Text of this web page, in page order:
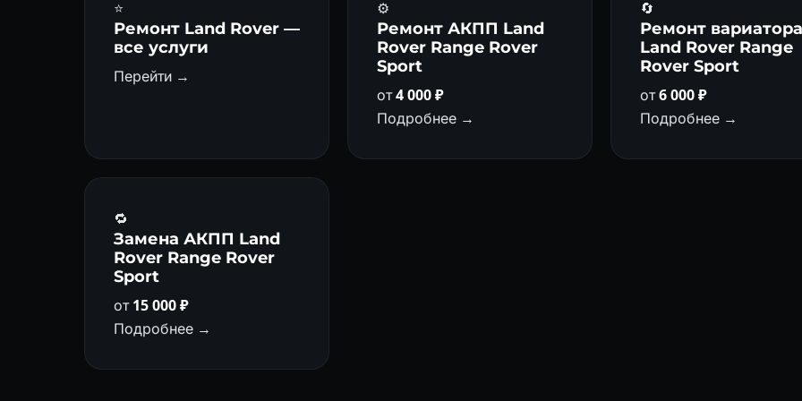
⭐
Ремонт Land Rover —
все услуги
Перейти →
⚙️
Ремонт АКПП Land
Rover Range Rover
Sport
от4 000 ₽
Подробнее →
🔄
Ремонт вариатора
Land Rover Range
Rover Sport
от6 000 ₽
Подробнее →
🔁
Замена АКПП Land
Rover Range Rover
Sport
от15 000 ₽
Подробнее →